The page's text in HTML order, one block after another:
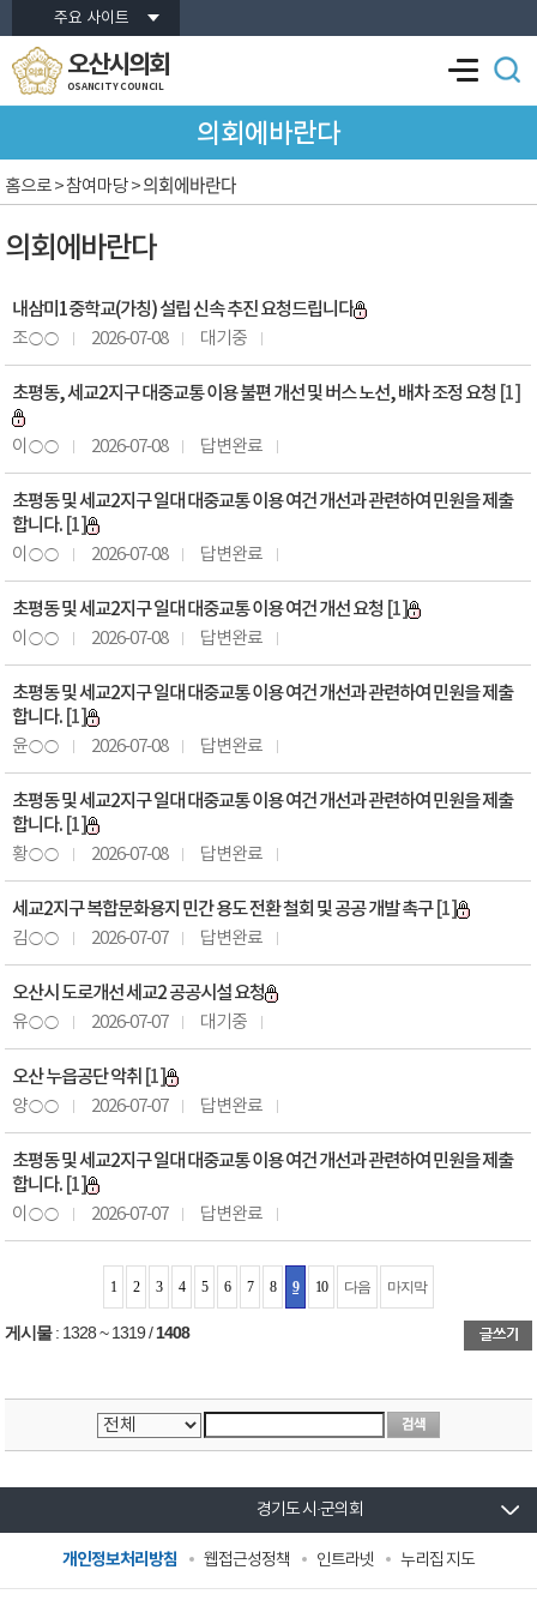
본문바로가기주요 사이트
오산시의회
OSANCITY COUNCIL
의회에바란다
의회에바란다
홈으로> 참여마당 >의회에바란다
내삼미1중학교(가칭) 설립 신속 추진 요청드립니다
조○○ 2026-07-08 대기중
초평동, 세교2지구 대중교통 이용 불편 개선 및 버스 노선, 배차 조정 요청 [1]
이○○ 2026-07-08 답변완료
초평동 및 세교2지구 일대 대중교통 이용 여건 개선과 관련하여 민원을 제출
합니다. [1]
이○○ 2026-07-08 답변완료
초평동 및 세교2지구 일대 대중교통 이용 여건 개선 요청 [1]
이○○ 2026-07-08 답변완료
초평동 및 세교2지구 일대 대중교통 이용 여건 개선과 관련하여 민원을 제출
합니다. [1]
윤○○ 2026-07-08 답변완료
초평동 및 세교2지구 일대 대중교통 이용 여건 개선과 관련하여 민원을 제출
합니다. [1]
황○○ 2026-07-08 답변완료
세교2지구 복합문화용지 민간 용도 전환 철회 및 공공 개발 촉구 [1]
김○○ 2026-07-07 답변완료
오산시 도로개선 세교2 공공시설 요청
유○○ 2026-07-07 대기중
오산 누읍공단 악취 [1]
양○○ 2026-07-07 답변완료
초평동 및 세교2지구 일대 대중교통 이용 여건 개선과 관련하여 민원을 제출
합니다. [1]
이○○ 2026-07-07 답변완료
1 2 3 4 5 6 7 8 9 10 다음 마지막
게시물: 1328 ~ 1319 /1408
경기도 시·군의회
개인정보처리방침 웹접근성정책 인트라넷 누리집 지도